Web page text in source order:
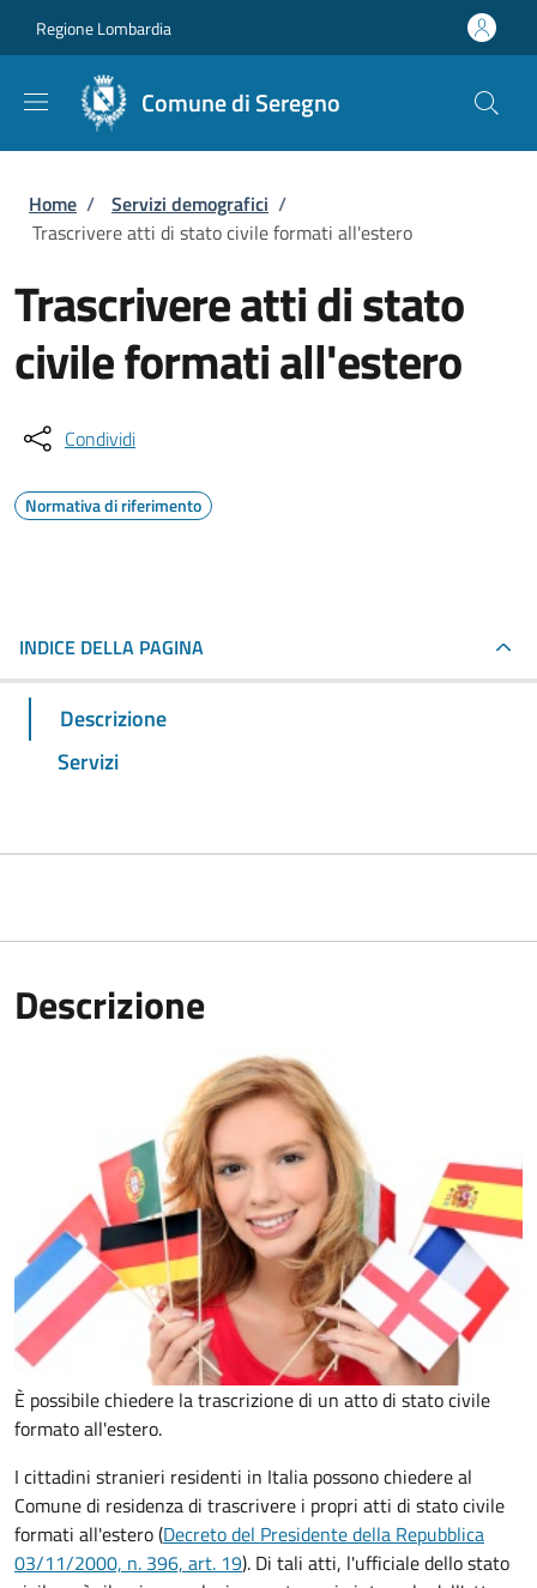
Regione Lombardia
Comune di Seregno
Briciole di pane
Home / Servizi demografici /
Trascrivere atti di stato civile formati all'estero
Trascrivere atti di stato
civile formati all'estero
Condividi
Normativa di riferimento
INDICE DELLA PAGINA
Descrizione
Servizi
Descrizione
È possibile chiedere la trascrizione di un atto di stato civile
formato all'estero.
I cittadini stranieri residenti in Italia possono chiedere al
Comune di residenza di trascrivere i propri atti di stato civile
formati all'estero (Decreto del Presidente della Repubblica
03/11/2000, n. 396, art. 19). Di tali atti, l'ufficiale dello stato